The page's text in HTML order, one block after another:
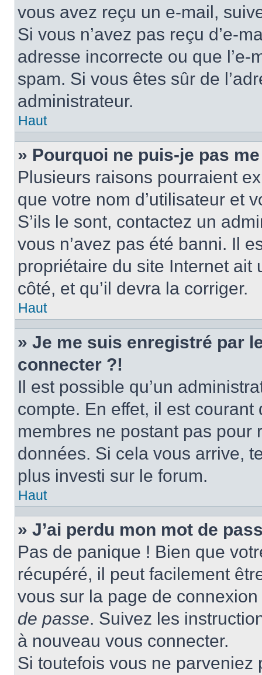
vous avez reçu un e-mail,
Si vous n’avez pas reçu d’e-
adresse incorrecte ou que
spam. Si vous êtes sûr de
administrateur.
Haut
» Pourquoi ne puis-je pas
Plusieurs raisons pourraient
que votre nom d’utilisateur et
S’ils le sont, contactez un
vous n’avez pas été banni. Il
propriétaire du site Internet
côté, et qu’il devra la corriger.
Haut
» Je me suis enregistré par
connecter ?!
Il est possible qu’un
compte. En effet, il est
membres ne postant pas
données. Si cela vous arrive,
plus investi sur le forum.
Haut
» J’ai perdu mon mot de
Pas de panique ! Bien que
récupéré, il peut facilement
vous sur la page de
de passe. Suivez les
à nouveau vous connecter.
Si toutefois vous ne